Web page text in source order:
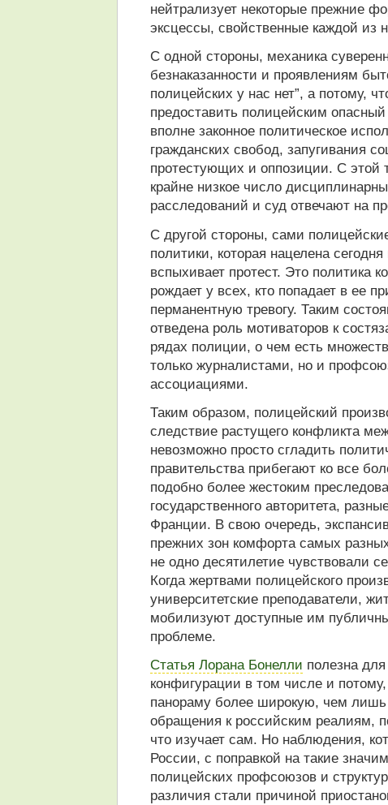
нейтрализует некоторые прежние
эксцессы, свойственные каждой из
С одной стороны, механика
безнаказанности и проявлениям
полицейских у нас нет”, а потому,
предоставить полицейским
вполне законное политическое
гражданских свобод, запугивания
протестующих и оппозиции. С этой
крайне низкое число
расследований и суд отвечают на
С другой стороны, сами
политики, которая нацелена
вспыхивает протест. Это политика
рождает у всех, кто попадает в ее
перманентную тревогу. Таким
отведена роль мотиваторов к
рядах полиции, о чем есть
только журналистами, но и
ассоциациями.
Таким образом, полицейский
следствие растущего конфликта
невозможно просто сгладить
правительства прибегают ко все
подобно более жестоким
государственного авторитета,
Франции. В свою очередь,
прежних зон комфорта самых
не одно десятилетие чувствовали
Когда жертвами полицейского
университетские преподаватели,
мобилизуют доступные им
проблеме.
Статья Лорана Бонелли полезна
конфигурации в том числе и
панораму более широкую, чем лишь
обращения к российским реалиям,
что изучает сам. Но наблюдения,
России, с поправкой на такие
полицейских профсоюзов и
различия стали причиной